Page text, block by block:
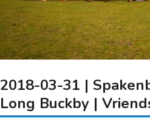
2018-03-31 |
Long Buckby |